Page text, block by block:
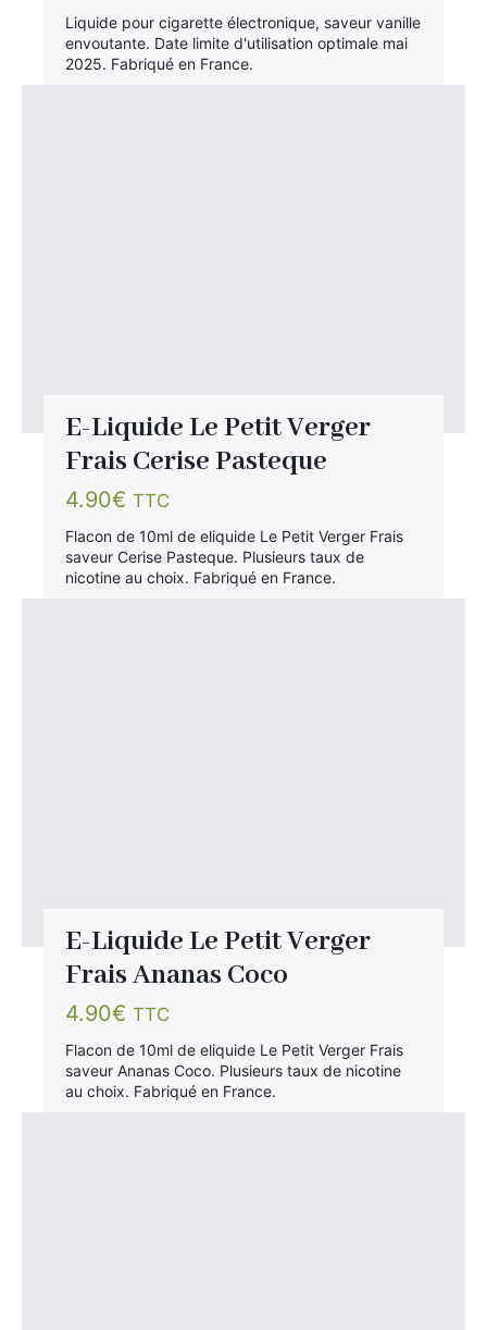
Liquide pour cigarette électronique, saveur vanille
envoutante. Date limite d'utilisation optimale mai
2025. Fabriqué en France.
E-Liquide Le Petit Verger
Frais Cerise Pasteque
4.90€ TTC
Flacon de 10ml de eliquide Le Petit Verger Frais
saveur Cerise Pasteque. Plusieurs taux de
nicotine au choix. Fabriqué en France.
E-Liquide Le Petit Verger
Frais Ananas Coco
4.90€ TTC
Flacon de 10ml de eliquide Le Petit Verger Frais
saveur Ananas Coco. Plusieurs taux de nicotine
au choix. Fabriqué en France.